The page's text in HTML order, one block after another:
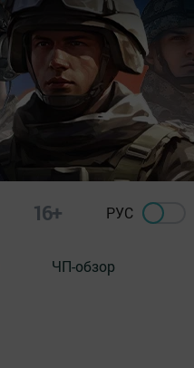
16+ РУС
ЧП-обзор